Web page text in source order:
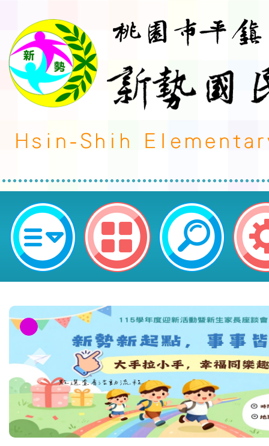
114學年度一、三、五年級學生編
間公告-桃園市平鎮區新勢國民小學
本校115學年度第1學